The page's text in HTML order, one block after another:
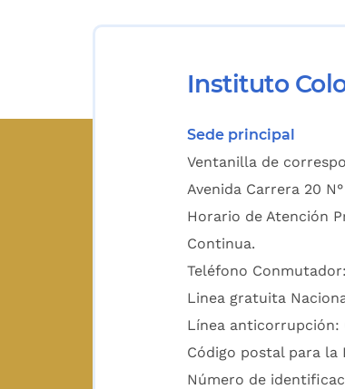
Instituto
Sede principal
Ventanilla de
Avenida Carrera 20
Horario de Atención
Continua.
Teléfono
Linea gratuita
Línea anticorrupción:
Código postal para la
Número de